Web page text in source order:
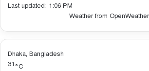
Last updated: 1:06 PM
Weather from OpenWeather
Dhaka, Bangladesh
31 °C